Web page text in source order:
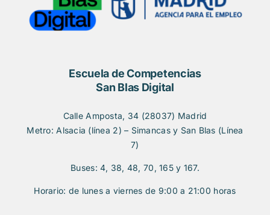
Escuela de Competencias
San Blas Digital
Calle Amposta, 34 (28037) Madrid
Metro: Alsacia (línea 2) – Simancas y San Blas (Línea
7)
Buses: 4, 38, 48, 70, 165 y 167.
Horario: de lunes a viernes de 9:00 a 21:00 horas